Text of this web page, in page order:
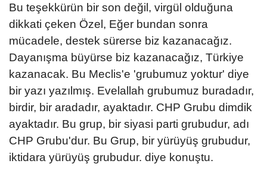
Bu teşekkürün bir son değil, virgül olduğuna
dikkati çeken Özel, Eğer bundan sonra
mücadele, destek sürerse biz kazanacağız.
Dayanışma büyürse biz kazanacağız, Türkiye
kazanacak. Bu Meclis'e 'grubumuz yoktur' diye
bir yazı yazılmış. Evelallah grubumuz buradadır,
birdir, bir aradadır, ayaktadır. CHP Grubu dimdik
ayaktadır. Bu grup, bir siyasi parti grubudur, adı
CHP Grubu'dur. Bu Grup, bir yürüyüş grubudur,
iktidara yürüyüş grubudur. diye konuştu.